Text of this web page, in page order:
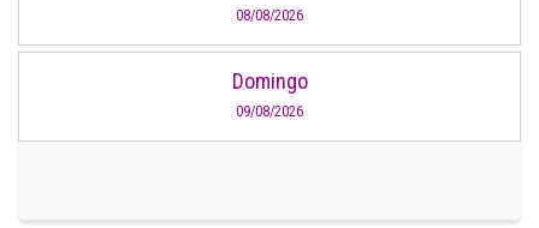
08/08/2026
Domingo
09/08/2026